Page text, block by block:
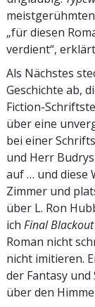
„für diesen
verdient“,
Als Nächstes
Geschichte ab,
Fiction-
über eine
bei einer
und Herr
auf … und diese
Zimmer und
über L. Ron
ich Final Blackout
Roman nicht
nicht imitieren.
der Fantasy
über den